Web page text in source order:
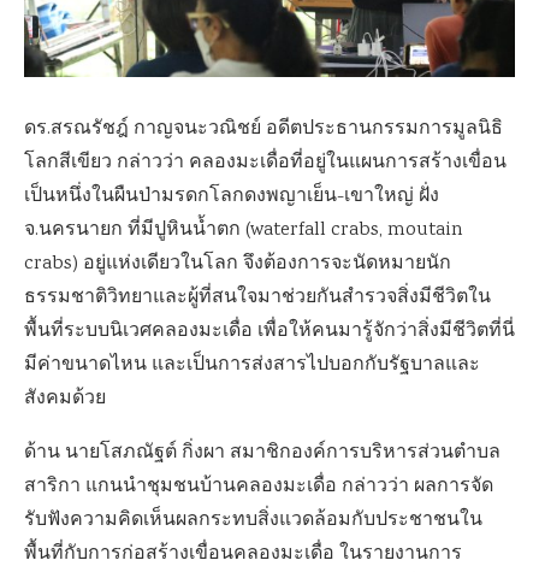
ดร.สรณรัชฎ์ กาญจนะวณิชย์ อดีตประธานกรรมการมูลนิธิ
โลกสีเขียว กล่าวว่า คลองมะเดื่อที่อยู่ในแผนการสร้างเขื่อน
เป็นหนึ่งในผืนป่ามรดกโลกดงพญาเย็น-เขาใหญ่ ฝั่ง
จ.นครนายก ที่มีปูหินน้ำตก (waterfall crabs, moutain
crabs) อยู่แห่งเดียวในโลก จึงต้องการจะนัดหมายนัก
ธรรมชาติวิทยาและผู้ที่สนใจมาช่วยกันสำรวจสิ่งมีชีวิตใน
พื้นที่ระบบนิเวศคลองมะเดื่อ เพื่อให้คนมารู้จักว่าสิ่งมีชีวิตที่นี่
มีค่าขนาดไหน และเป็นการส่งสารไปบอกกับรัฐบาลและ
สังคมด้วย
ด้าน นายโสภณัฐต์ กิ่งผา สมาชิกองค์การบริหารส่วนตำบล
สาริกา แกนนำชุมชนบ้านคลองมะเดื่อ กล่าวว่า ผลการจัด
รับฟังความคิดเห็นผลกระทบสิ่งแวดล้อมกับประชาชนใน
พื้นที่กับการก่อสร้างเขื่อนคลองมะเดื่อ ในรายงานการ